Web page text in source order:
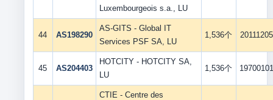
Luxembourgeois s.a., LU
44 AS198290
AS-GITS - Global IT
Services PSF SA, LU
1,536个 20111205
45 AS204403
HOTCITY - HOTCITY SA,
LU
1,536个 19700101
CTIE - Centre des